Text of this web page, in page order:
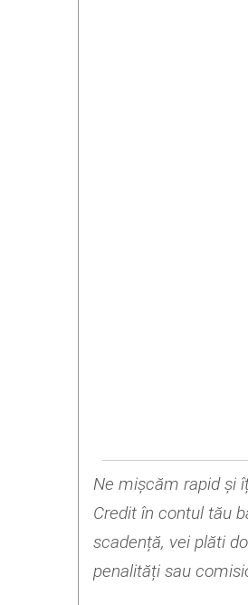
Ne mișcăm rapid și
Credit în contul tău
scadență, vei plăti
penalități sau